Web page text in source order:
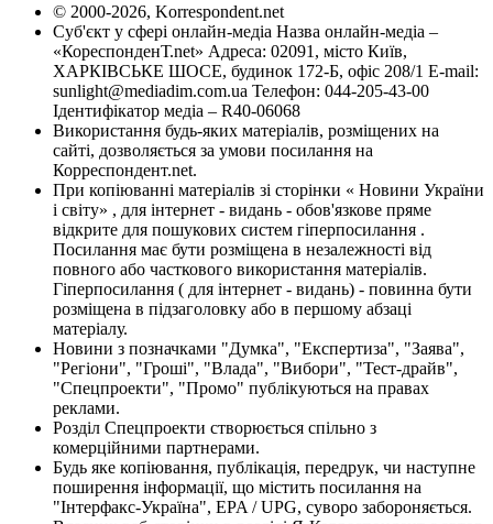
© 2000-2026, Korrespondent.net
Суб'єкт у сфері онлайн-медіа Назва онлайн-медіа –
«КореспонденТ.net» Адреса: 02091, місто Київ,
ХАРКІВСЬКЕ ШОСЕ, будинок 172-Б, офіс 208/1 E-mail:
sunlight@mediadim.com.ua Телефон: 044-205-43-00
Ідентифікатор медіа – R40-06068
Використання будь-яких матеріалів, розміщених на
сайті, дозволяється за умови посилання на
Корреспондент.net.
При копіюванні матеріалів зі сторінки « Новини України
і світу» , для інтернет - видань - обов'язкове пряме
відкрите для пошукових систем гіперпосилання .
Посилання має бути розміщена в незалежності від
повного або часткового використання матеріалів.
Гіперпосилання ( для інтернет - видань) - повинна бути
розміщена в підзаголовку або в першому абзаці
матеріалу.
Новини з позначками "Думка", "Експертиза", "Заява",
"Регіони", "Гроші", "Влада", "Вибори", "Тест-драйв",
"Спецпроекти", "Промо" публікуються на правах
реклами.
Розділ Спецпроекти створюється спільно з
комерційними партнерами.
Будь яке копіювання, публікація, передрук, чи наступне
поширення інформації, що містить посилання на
"Інтерфакс-Україна", EPA / UPG, суворо забороняється.